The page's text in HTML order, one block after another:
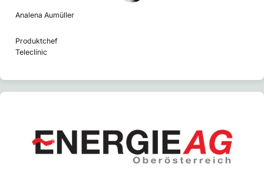
Analena Aumüller
Produktchef
Teleclinic